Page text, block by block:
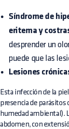
Síndrome de
eritema y
desprender un
puede que las
Lesiones
Esta infección de la
presencia de parásitos
humedad ambiental).
abdomen, con